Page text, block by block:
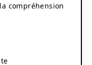
compréhension